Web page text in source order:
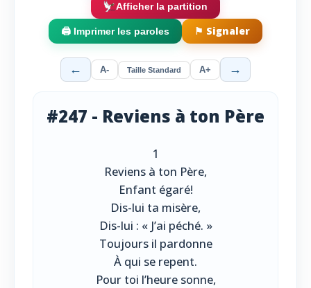
Afficher la partition
🖨️ Imprimer les paroles ⚑ Signaler
← A- Taille Standard A+ →
#247 - Reviens à ton Père
1
Reviens à ton Père,
Enfant égaré!
Dis-lui ta misère,
Dis-lui : « J’ai péché. »
Toujours il pardonne
À qui se repent.
Pour toi l’heure sonne,